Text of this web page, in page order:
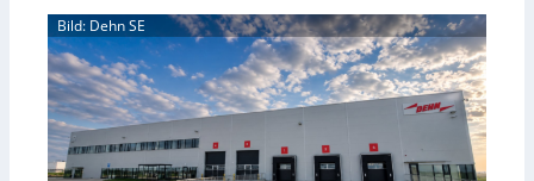
n
k
t
f
ü
r
p
r
e
u
e
r
Y
o
u
T
-
F
r
a
m
e
Bild: Dehn SE